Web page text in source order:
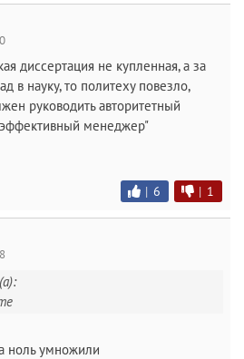
диссертация не купленная, а за
в науку, то политеху повезло,
руководить авторитетный
менеджер"
| 6 | 1
ноль умножили